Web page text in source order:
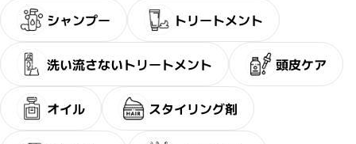
シャンプー トリートメント
洗い流さないトリートメント 頭皮ケア
オイル スタイリング剤